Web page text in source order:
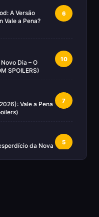
A Versão
Vale a Pena?
6
Dia – O
SPOILERS)
10
Vale a Pena
7
da Nova
5